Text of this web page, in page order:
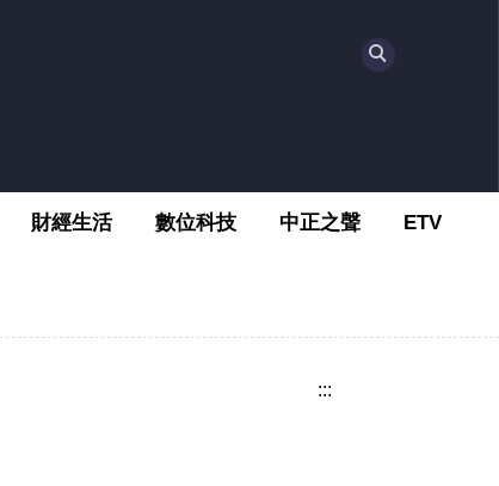
財經生活 數位科技 中正之聲 ETV
:::